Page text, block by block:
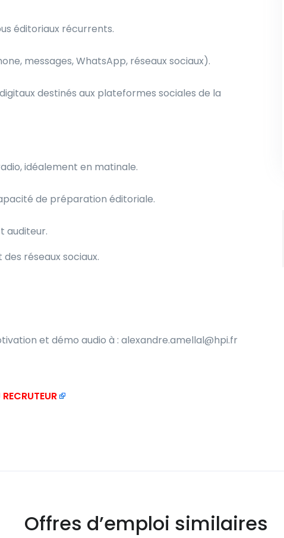
éditoriaux récurrents.
messages, WhatsApp, réseaux sociaux).
destinés aux plateformes sociales de la
idéalement en matinale.
de préparation éditoriale.
auditeur.
réseaux sociaux.
et démo audio à : alexandre.amellal@hpi.fr
Offres d’emploi similaires